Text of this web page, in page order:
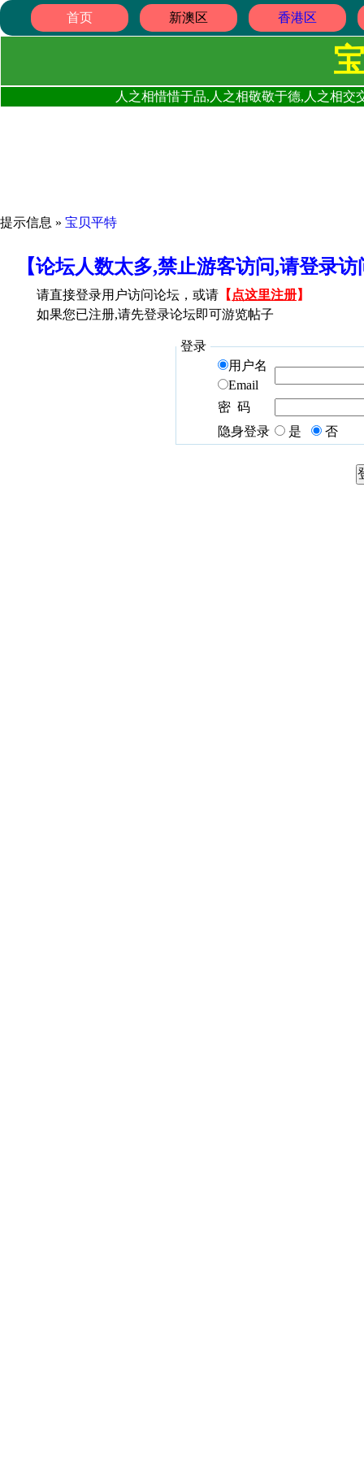
首页 新澳区 香港区
人之相惜惜于品,人之相敬敬于德,人之相
提示信息 » 宝贝平特
【论坛人数太多,禁止游客访问,请登录
请直接登录用户访问论坛，或请 【 点这里注册】
如果您已注册,请先登录论坛即可游览帖子
登录
用户名
Email
密 码
隐身登录
是 否